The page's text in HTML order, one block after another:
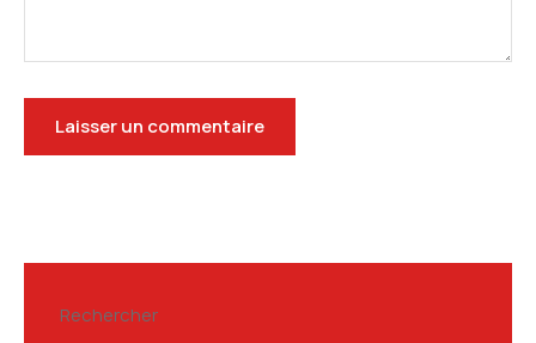
Rechercher